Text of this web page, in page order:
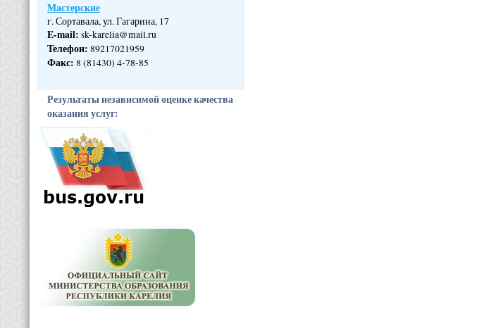
Мастерские
г. Сортавала, ул. Гагарина, 17
E-mail: sk-karelia@mail.ru
Телефон: 89217021959
Факс: 8 (81430) 4-78-85
Результаты независимой оценке качества
оказания услуг: